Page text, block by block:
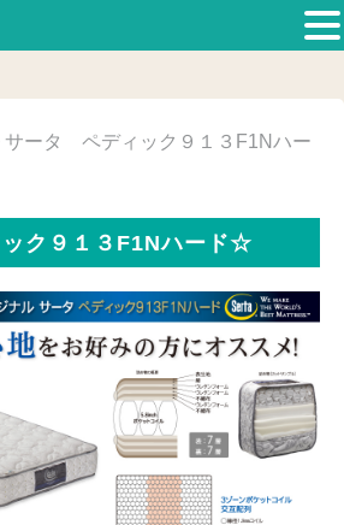
サータ ペディック９１３F1Nハー
ク９１３F1Nハード☆